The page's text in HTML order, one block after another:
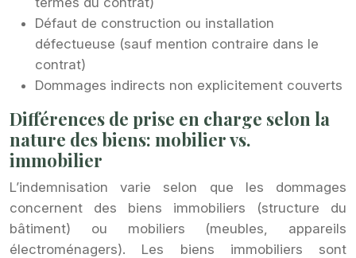
Défaut de construction ou installation
défectueuse (sauf mention contraire dans le
contrat)
Dommages indirects non explicitement couverts
Différences de prise en charge selon la
nature des biens: mobilier vs.
immobilier
L’indemnisation varie selon que les dommages
concernent des biens immobiliers (structure du
bâtiment) ou mobiliers (meubles, appareils
électroménagers). Les biens immobiliers sont